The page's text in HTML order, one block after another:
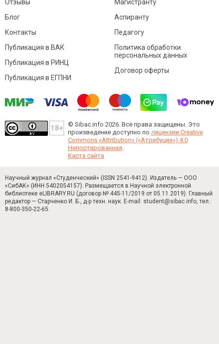
Отзывы
Блог
Контакты
Магистранту
Аспиранту
Педагогу
Публикация в ВАК
Публикация в РИНЦ
Публикация в ЕГПНИ
Политика обработки
персональных данных
Договор оферты
© Sibac.info 2026. Все права защищены. Это
произведение доступно по лицензии Creative
Commons «Attribution» («Атрибуция») 4.0
Непортированная.
Карта сайта
Научный журнал «Студенческий» (ISSN 2541-9412). Издатель — ООО
«СибАК» (ИНН 5402054157). Размещается в Научной электронной
библиотеке eLIBRARY.RU (договор № 445-11/2019 от 05.11.2019). Главный
редактор — Старченко И. Б., д-р техн. наук. E-mail: student@sibac.info, тел.:
8-800-350-22-65.